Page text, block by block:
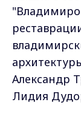
Александр
Лидия